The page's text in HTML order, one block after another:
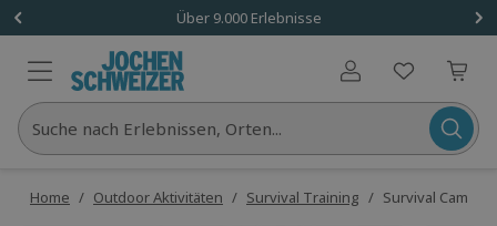
Über 9.000 Erlebnisse
Benutzerkonto
Suche nach Erlebnissen, Orten...
Home / Outdoor Aktivitäten / Survival Training / Survival Camp